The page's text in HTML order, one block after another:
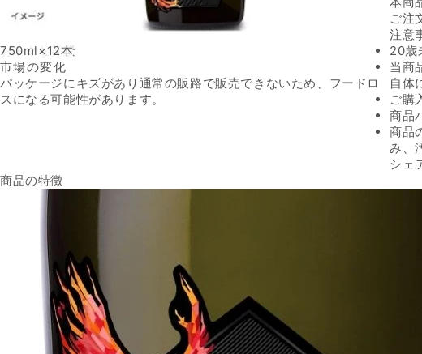
750ml×12本
おトクな背景
市場の変化
パッケージにキズがあり通常の販路で販売できないため、フードロ
スになる可能性があります。
ご注
注意
20歳
当商
自体
ご購
商品
商品
み、
シェ
商品の特徴